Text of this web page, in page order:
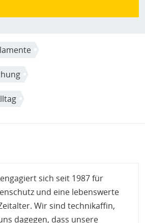
sich seit 1987 für
und eine lebenswerte
Wir sind technikaffin,
dagegen, dass unsere